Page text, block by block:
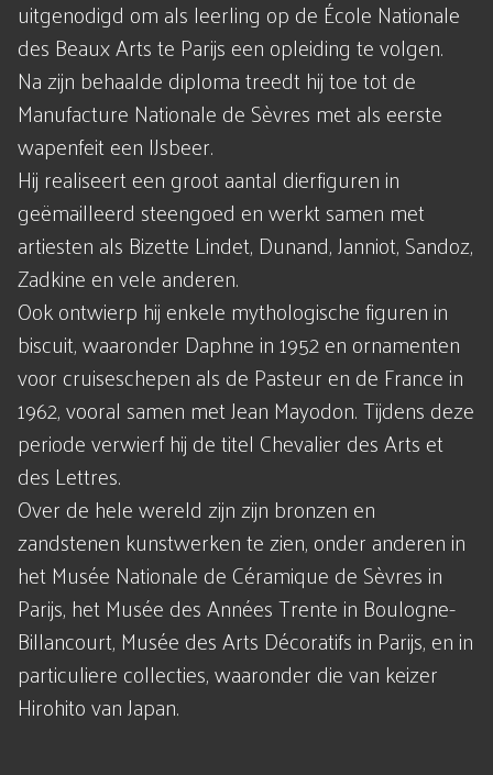
uitgenodigd om als leerling op de École Nationale
des Beaux Arts te Parijs een opleiding te volgen.
Na zijn behaalde diploma treedt hij toe tot de
Manufacture Nationale de Sèvres met als eerste
wapenfeit een IJsbeer.
Hij realiseert een groot aantal dierfiguren in
geëmailleerd steengoed en werkt samen met
artiesten als Bizette Lindet, Dunand, Janniot, Sandoz,
Zadkine en vele anderen.
Ook ontwierp hij enkele mythologische figuren in
biscuit, waaronder Daphne in 1952 en ornamenten
voor cruiseschepen als de Pasteur en de France in
1962, vooral samen met Jean Mayodon. Tijdens deze
periode verwierf hij de titel Chevalier des Arts et
des Lettres.
Over de hele wereld zijn zijn bronzen en
zandstenen kunstwerken te zien, onder anderen in
het Musée Nationale de Céramique de Sèvres in
Parijs, het Musée des Années Trente in Boulogne-
Billancourt, Musée des Arts Décoratifs in Parijs, en in
particuliere collecties, waaronder die van keizer
Hirohito van Japan.